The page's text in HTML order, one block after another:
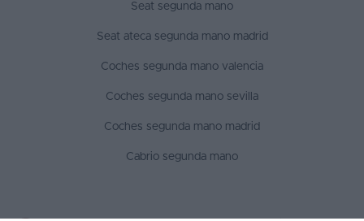
Seat segunda mano
Seat ateca segunda mano madrid
Coches segunda mano valencia
Coches segunda mano sevilla
Coches segunda mano madrid
Cabrio segunda mano